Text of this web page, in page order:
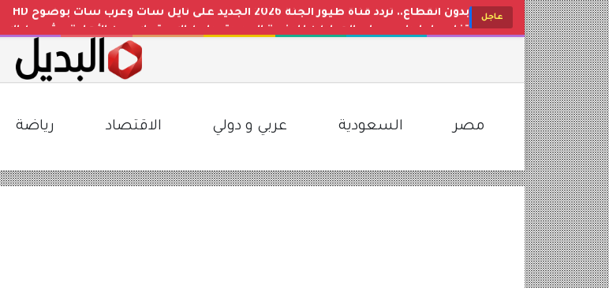
عاجل
تفاصيل إيداع حساب المواطن للدفعة الجديدة.. رابط الاستعلام عن الأهلية وشروط
حقيقة تعديل التقويم الدراسي ومواعيد الإجازات المطولة بالتعليم السعودي..
تحديث البنوك والشركات.. سعر الدولار اليوم في مصر مقابل الجنيه المصري بعد التغيرات
مصر السعودية عربي و دولي الاقتصاد رياضة